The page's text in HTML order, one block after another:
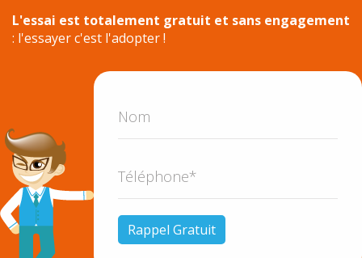
L'essai est totalement gratuit et sans engagement
: l'essayer c'est l'adopter !